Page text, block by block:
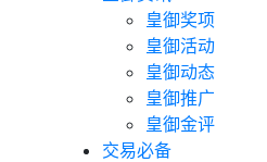
皇御奖项
皇御活动
皇御动态
皇御推广
皇御金评
交易必备